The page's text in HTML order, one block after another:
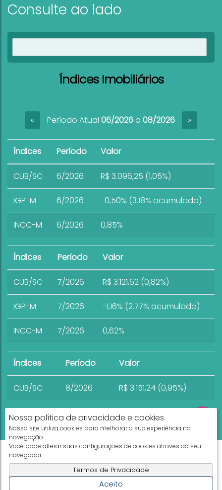
Nossa política de privacidade e cookies
Nosso site utiliza cookies para melhorar a sua experiência na
navegação.
Você pode alterar suas configurações de cookies através do seu
navegador.
Termos de Privacidade
Aceito
Consulte ao lado
Índices Imobiliários
« Período Atual 06/2026a 08/2026 »
Índices Período Valor
CUB/SC 6/2026 R$ 3.096,25 (1,05%)
IGP-M 6/2026 -0,50% (3.18% acumulado)
INCC-M 6/2026 0,85%
Índices Período Valor
CUB/SC 7/2026 R$ 3.121,62 (0,82%)
IGP-M 7/2026 -1,16% (2.77% acumulado)
INCC-M 7/2026 0,62%
Índices Período Valor
CUB/SC 8/2026 R$ 3.151,24 (0,95%)
Apresenta.me ~ Plataforma Imobiliária
Copyright © 2026 ~ 0.0000s